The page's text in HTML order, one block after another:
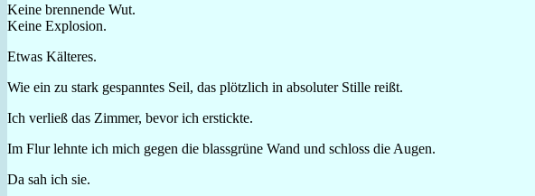
Keine brennende Wut.
Keine Explosion.
Etwas Kälteres.
Wie ein zu stark gespanntes Seil, das plötzlich in absoluter Stille reißt.
Ich verließ das Zimmer, bevor ich erstickte.
Im Flur lehnte ich mich gegen die blassgrüne Wand und schloss die Augen.
Da sah ich sie.